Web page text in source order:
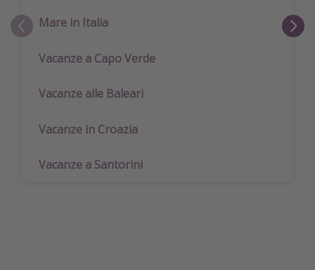
Mare in Italia
Vacanze a Capo Verde
Vacanze alle Baleari
Vacanze in Croazia
Vacanze a Santorini